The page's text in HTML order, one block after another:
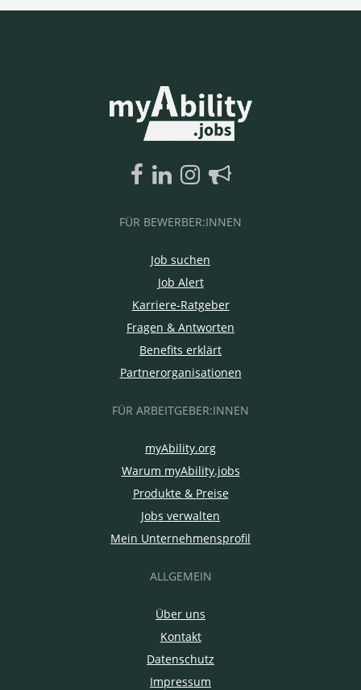
FÜR BEWERBER:INNEN
Job suchen
Job Alert
Karriere-Ratgeber
Fragen & Antworten
Benefits erklärt
Partnerorganisationen
FÜR ARBEITGEBER:INNEN
myAbility.org
Warum myAbility.jobs
Produkte & Preise
Jobs verwalten
Mein Unternehmensprofil
ALLGEMEIN
Über uns
Kontakt
Datenschutz
Impressum